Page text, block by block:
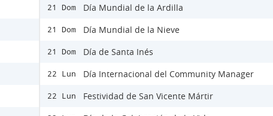
21 Dom Día Mundial de la Ardilla
21 Dom Día Mundial de la Nieve
21 Dom Día de Santa Inés
22 Lun Día Internacional del Community Manager
22 Lun Festividad de San Vicente Mártir